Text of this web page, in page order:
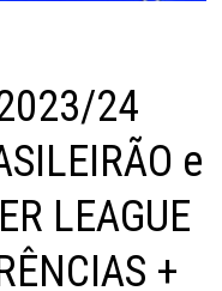
24
e
LEAGUE
+